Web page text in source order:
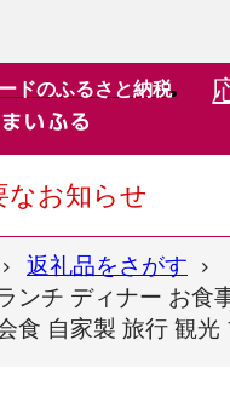
ドのふるさと納税
なお知らせ
返礼品をさがす
ンチ ディナー お食
食 自家製 旅行 観